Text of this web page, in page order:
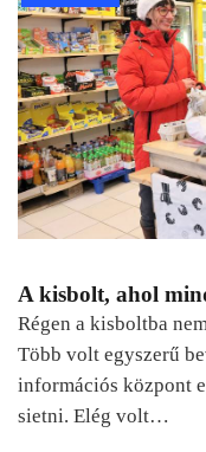
A kisbolt, ahol
Régen a kisboltba
Több volt egyszerű
információs központ
sietni. Elég volt…